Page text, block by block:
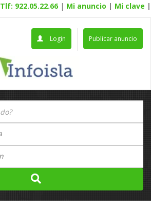
Tlf: 922.05.22.66 | Mi anuncio | Mi clave |
Publicar anuncio
Login